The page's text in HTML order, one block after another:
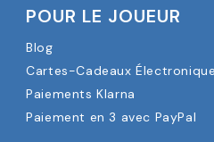
POUR LE JOUEUR
Blog
Cartes-Cadeaux
Paiements Klarna
Paiement en 3 avec PayPal